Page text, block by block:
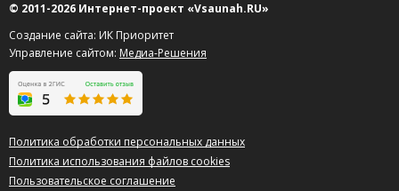
© 2011-2026 Интернет-проект «Vsaunah.RU»
Создание сайта: ИК Приоритет
Управление сайтом: Медиа-Решения
Политика обработки персональных данных
Политика использования файлов cookies
Пользовательское соглашение